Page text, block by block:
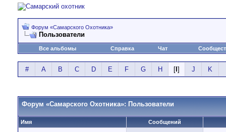
Форум «Самарского Охотника»
Пользователи
Все альбомы Справка Чат
# A B C D E F G H [ ] J K
Форум «Самарского Охотника»: Пользователи
Имя Сообщений